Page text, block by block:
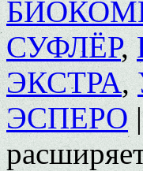
СУФЛЁР,
ЭКСТРА,
ЭСПЕРО |